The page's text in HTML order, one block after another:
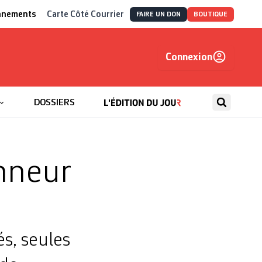
Carte Côté Courrier FAIRE UN DON BOUTIQUE
Connexion
DOSSIERS
seules